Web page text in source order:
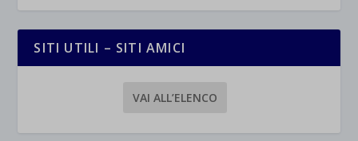
SITI UTILI – SITI AMICI
VAI ALL’ELENCO